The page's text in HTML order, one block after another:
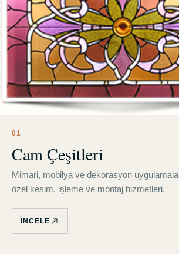
01
Cam Çeşitleri
Mimari, mobilya ve dekorasyon
özel kesim, işleme ve montaj hizmetleri.
İNCELE